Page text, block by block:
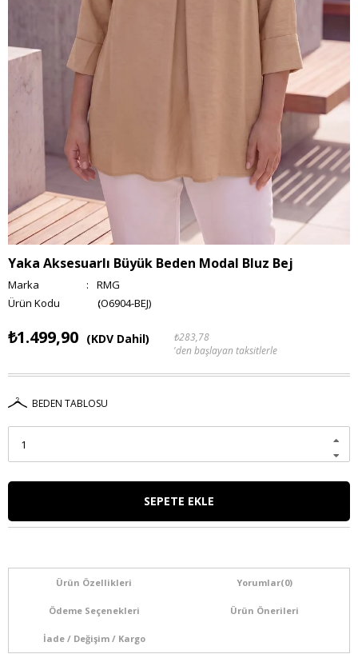
Yaka Aksesuarlı Büyük Beden Modal Bluz Bej
Marka :
RMG
(O6904-BEJ)
₺1.499,90 (KDV Dahil)
₺283,78
'den başlayan taksitlerle
BEDEN TABLOSU
Ürün Özellikleri Yorumlar(0)
Ödeme Seçenekleri Ürün Önerileri
İade / Değişim / Kargo